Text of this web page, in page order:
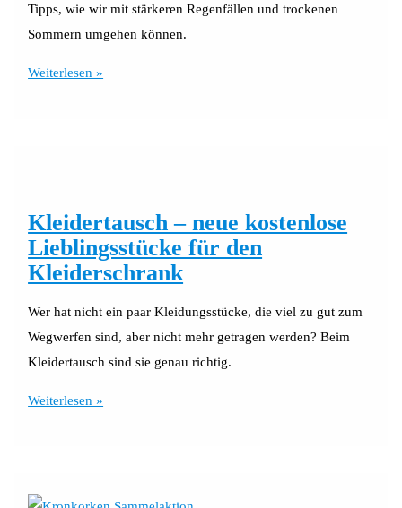
Tipps, wie wir mit stärkeren Regenfällen und trockenen
Sommern umgehen können.
Starkregen
Weiterlesen »
Kleidertausch – neue kostenlose
Lieblingsstücke für den
Kleiderschrank
Wer hat nicht ein paar Kleidungsstücke, die viel zu gut zum
Wegwerfen sind, aber nicht mehr getragen werden? Beim
Kleidertausch sind sie genau richtig.
Kleidertausch
Lieblingsstücke
Weiterlesen »